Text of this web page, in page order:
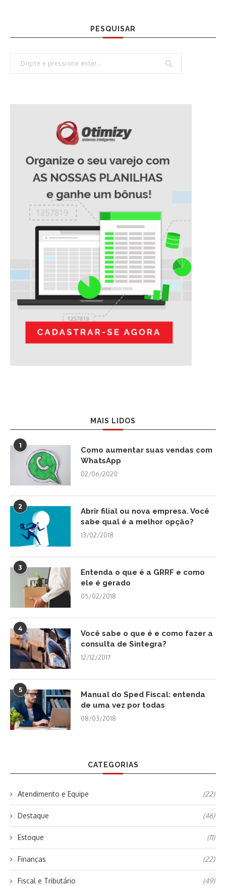
PESQUISAR
MAIS LIDOS
1
Como aumentar suas vendas com
WhatsApp
02/06/2020
2
Abrir filial ou nova empresa. Você
sabe qual é a melhor opção?
13/02/2018
3
Entenda o que é a GRRF e como
ele é gerado
05/02/2018
4
Você sabe o que é e como fazer a
consulta de Sintegra?
12/12/2017
5
Manual do Sped Fiscal: entenda
de uma vez por todas
08/03/2018
CATEGORIAS
Atendimento e Equipe (22)
Destaque (46)
Estoque (11)
Finanças (22)
Fiscal e Tributário (49)